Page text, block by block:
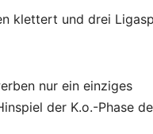
klettert und drei
nur ein einziges
der K.o.-Phase